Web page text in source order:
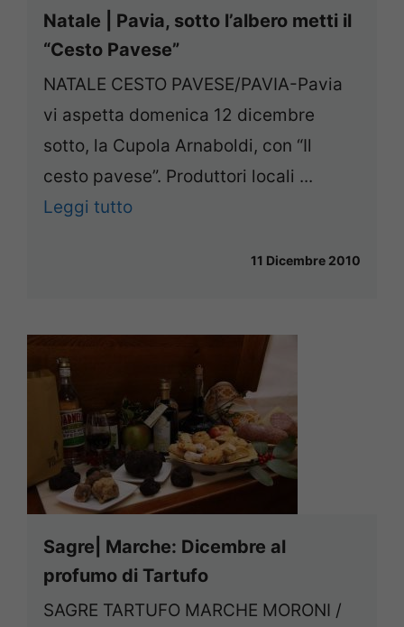
Natale | Pavia, sotto l’albero metti il
“Cesto Pavese”
NATALE CESTO PAVESE/PAVIA-Pavia
vi aspetta domenica 12 dicembre
sotto, la Cupola Arnaboldi, con “Il
cesto pavese”. Produttori locali ...
Leggi tutto
11 Dicembre 2010
Sagre| Marche: Dicembre al
profumo di Tartufo
SAGRE TARTUFO MARCHE MORONI /